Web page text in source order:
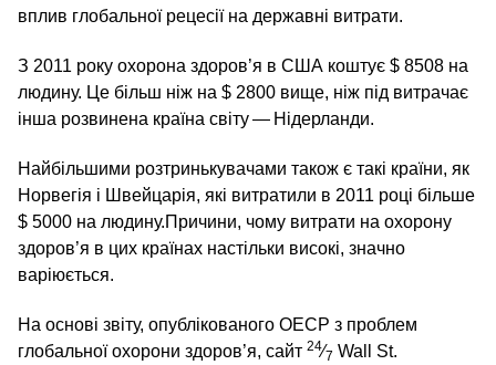
вплив глобальної рецесії на державні витрати.
З 2011 року охорона здоров’я в США коштує $ 8508 на
людину. Це більш ніж на $ 2800 вище, ніж під витрачає
інша розвинена країна світу — Нідерланди.
Найбільшими розтринькувачами також є такі країни, як
Норвегія і Швейцарія, які витратили в 2011 році більше
$ 5000 на людину.Причини, чому витрати на охорону
здоров’я в цих країнах настільки високі, значно
варіюється.
На основі звіту, опублікованого ОЕСР з проблем
глобальної охорони здоров’я, сайт 24⁄7 Wall St.